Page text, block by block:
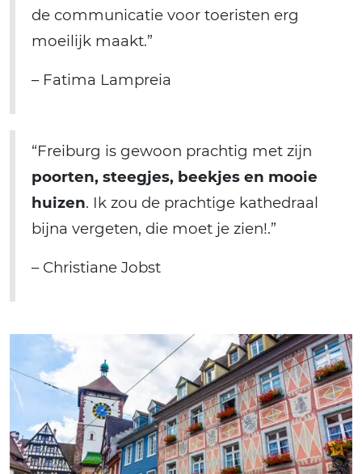
de communicatie voor toeristen erg
moeilijk maakt.”
– Fatima Lampreia
“Freiburg is gewoon prachtig met zijn
poorten, steegjes, beekjes en mooie
huizen. Ik zou de prachtige kathedraal
bijna vergeten, die moet je zien!.”
– Christiane Jobst